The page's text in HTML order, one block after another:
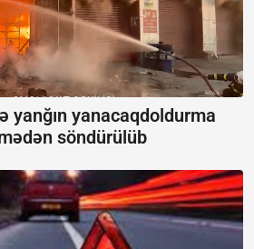
yanğın yanacaqdoldurma
söndürülüb